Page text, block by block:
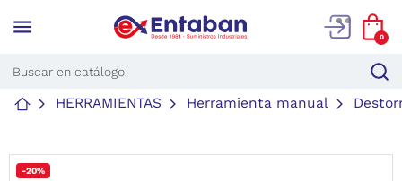
menu 0
HERRAMIENTAS Herramienta manual
-20%